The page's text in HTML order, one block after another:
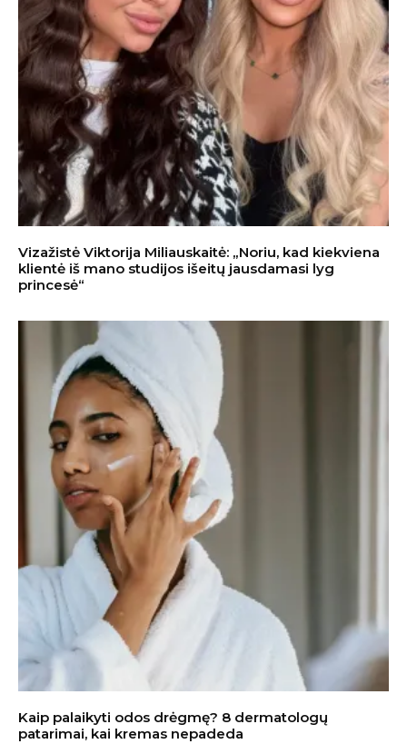
Vizažistė Viktorija Miliauskaitė: „Noriu, kad kiekviena
klientė iš mano studijos išeitų jausdamasi lyg
princesė“
Kaip palaikyti odos drėgmę? 8 dermatologų
patarimai, kai kremas nepadeda